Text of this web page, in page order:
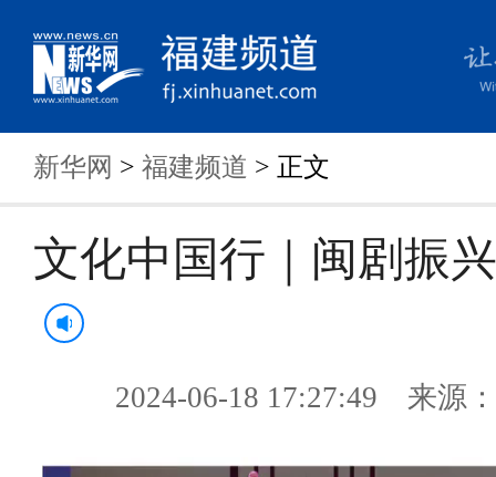
新华网 > 福建频道 > 正文
文化中国行｜闽剧振
2024-06-18 17:27:49 来源